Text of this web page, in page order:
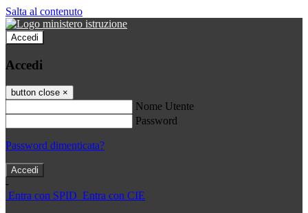
Salta al contenuto
Accedi
Accedi
button close ×
Nome Utente
Password
Password dimenticata?
-
Entra con SPID Entra con CIE